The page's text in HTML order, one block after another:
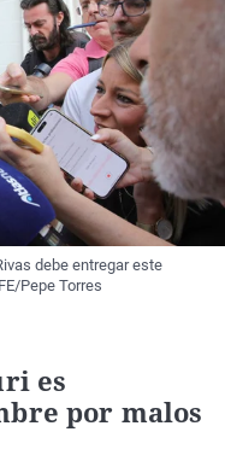
debe entregar este
Pepe Torres
es
por malos